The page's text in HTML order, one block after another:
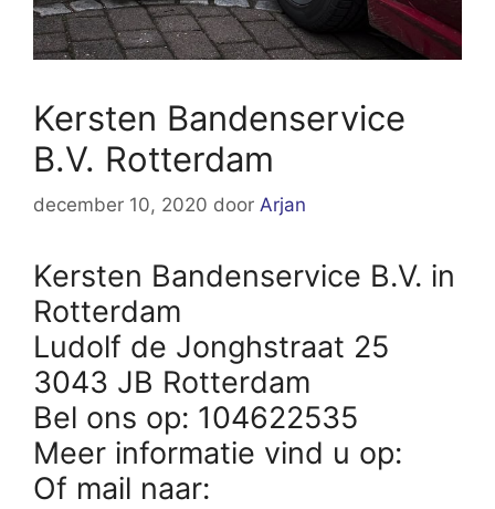
Kersten Bandenservice
B.V. Rotterdam
december 10, 2020 door Arjan
Kersten Bandenservice B.V. in
Rotterdam
Ludolf de Jonghstraat 25
3043 JB Rotterdam
Bel ons op: 104622535
Meer informatie vind u op:
Of mail naar: